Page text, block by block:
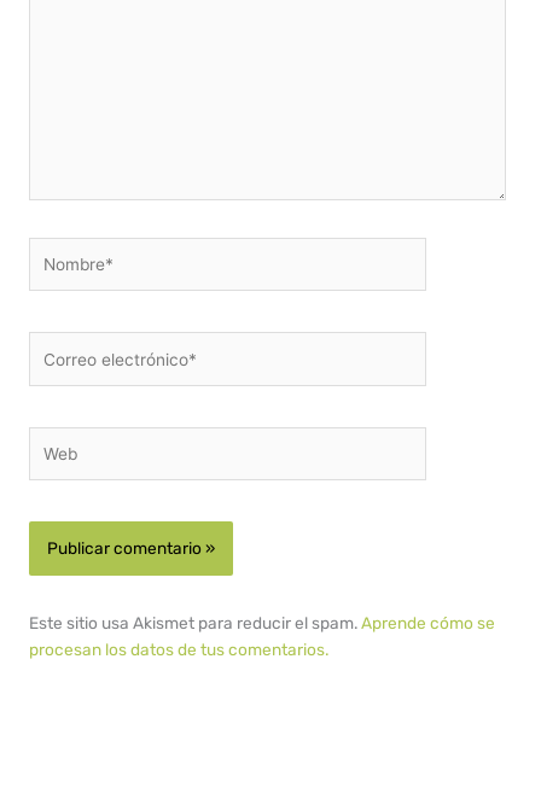
electrónico*
Este sitio usa Akismet para reducir el spam.Aprende cómo se
procesan los datos de tus comentarios.